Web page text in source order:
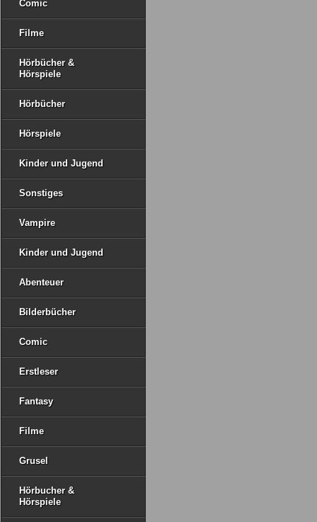
Comic
Filme
Hörbücher &
Hörspiele
Hörbücher
Hörspiele
Kinder und Jugend
Sonstiges
Vampire
Kinder und Jugend
Abenteuer
Bilderbücher
Comic
Erstleser
Fantasy
Filme
Grusel
Hörbucher &
Hörspiele